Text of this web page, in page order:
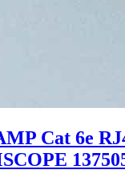
Cat 6e